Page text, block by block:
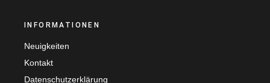
INFORMATIONEN
Neuigkeiten
Kontakt
Datenschutzerklärung